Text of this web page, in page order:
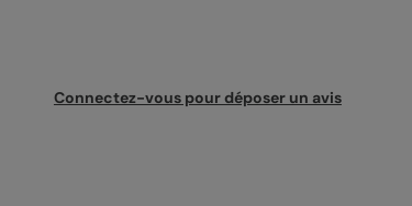
Connectez-vous pour déposer un avis